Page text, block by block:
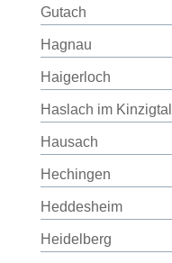
Gutach
Hagnau
Haigerloch
Haslach im Kinzigtal
Hausach
Hechingen
Heddesheim
Heidelberg